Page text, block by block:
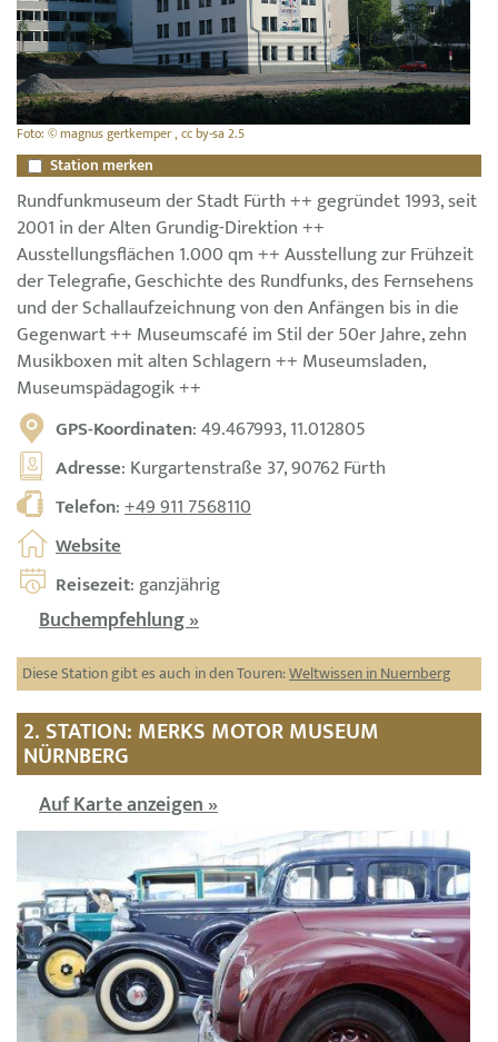
Foto: © magnus gertkemper , cc by-sa 2.5
Station merken
Rundfunkmuseum der Stadt Fürth ++ gegründet 1993, seit
2001 in der Alten Grundig-Direktion ++
Ausstellungsflächen 1.000 qm ++ Ausstellung zur Frühzeit
der Telegrafie, Geschichte des Rundfunks, des Fernsehens
und der Schallaufzeichnung von den Anfängen bis in die
Gegenwart ++ Museumscafé im Stil der 50er Jahre, zehn
Musikboxen mit alten Schlagern ++ Museumsladen,
Museumspädagogik ++
GPS-Koordinaten: 49.467993, 11.012805
Adresse: Kurgartenstraße 37, 90762 Fürth
Telefon:+49 911 7568110
Website
Reisezeit: ganzjährig
Buchempfehlung »
Diese Station gibt es auch in den Touren:Weltwissen in Nuernberg
2. STATION: MERKS MOTOR MUSEUM
NÜRNBERG
Auf Karte anzeigen »